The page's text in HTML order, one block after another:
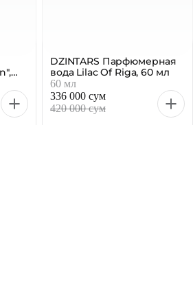
парфюмерная вода, 10 мл
Вода парфюмированная
Dzintars Velvet Whisper,
женская, 10 мл
10 мл